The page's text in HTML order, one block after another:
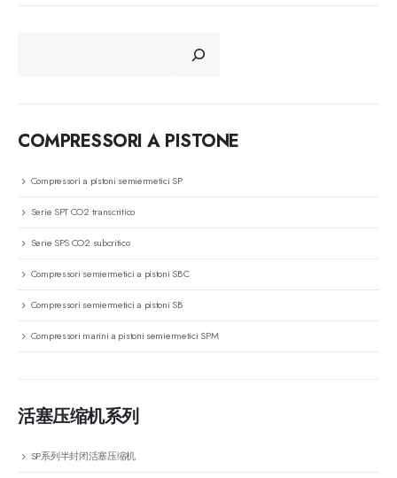
COMPRESSORI A PISTONE
Compressori a pistoni semiermetici SP
Serie SPT CO2 transcritico
Serie SPS CO2 subcritico
Compressori semiermetici a pistoni SBC
Compressori semiermetici a pistoni SB
Compressori marini a pistoni semiermetici SPM
活塞压缩机系列
SP系列半封闭活塞压缩机